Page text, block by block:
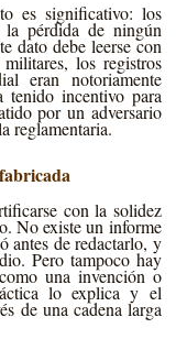
es significativo: los
la pérdida de ningún
dato debe leerse con
los registros
eran notoriamente
tenido incentivo para
por un adversario
reglamentaria.
con la solidez
No existe un informe
antes de redactarlo, y
Pero tampoco hay
una invención o
lo explica y el
de una cadena larga